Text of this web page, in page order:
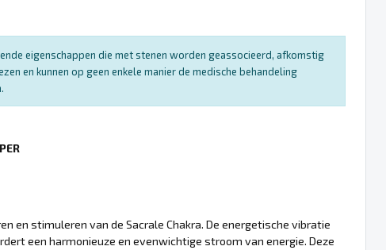
eigenschappen die met stenen worden geassocieerd, afkomstig
en kunnen op geen enkele manier de medische behandeling
en stimuleren van de Sacrale Chakra. De energetische vibratie
een harmonieuze en evenwichtige stroom van energie. Deze